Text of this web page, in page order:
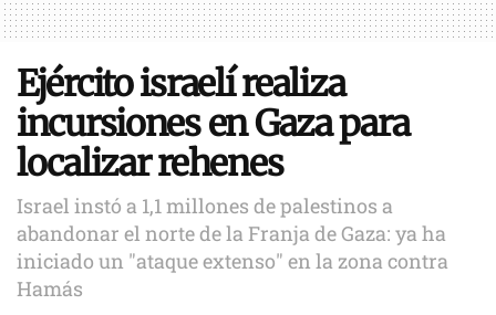
Ejército israelí realiza
incursiones en Gaza para
localizar rehenes
Israel instó a 1,1 millones de palestinos a
abandonar el norte de la Franja de Gaza: ya ha
iniciado un "ataque extenso" en la zona contra
Hamás